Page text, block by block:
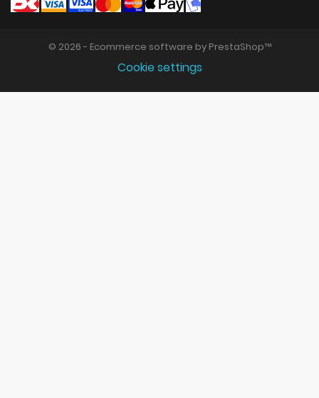
© 2026 - Ecommerce software by PrestaShop™
Cookie settings